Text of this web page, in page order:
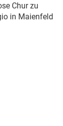
Chur zu
in Maienfeld